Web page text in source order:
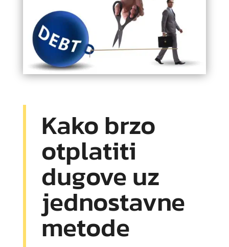
Kako brzo
otplatiti
dugove uz
jednostavne
metode